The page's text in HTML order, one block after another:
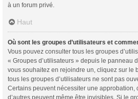
à un forum privé.
Haut
Où sont les groupes d’utilisateurs et
Vous pouvez consulter tous les groupes
« Groupes d’utilisateurs » depuis le panneau
vous souhaitez en rejoindre un, cliquez sur le
tous les groupes d’utilisateurs ne sont pas
Certains peuvent nécessiter une approbation,
d’autres peuvent même être invisibles. Si le